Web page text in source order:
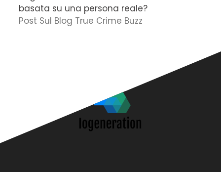
basata su una persona reale?
Post Sul Blog True Crime Buzz